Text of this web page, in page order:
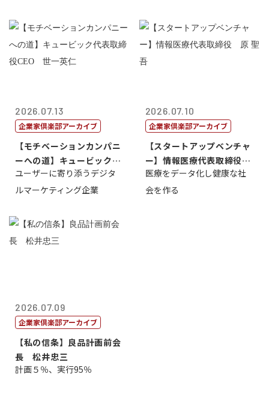
2026.07.13
企業家倶楽部アーカイブ
【モチベーションカンパニ
ーへの道】キュービック代
表取締役CE...
ユーザーに寄り添うデジタ
ルマーケティング企業
2026.07.10
企業家倶楽部アーカイブ
【スタートアップベンチャ
ー】情報医療代表取締役
原 聖吾
医療をデータ化し健康な社
会を作る
2026.07.09
企業家倶楽部アーカイブ
【私の信条】良品計画前会
長 松井忠三
計画５％、実行95％